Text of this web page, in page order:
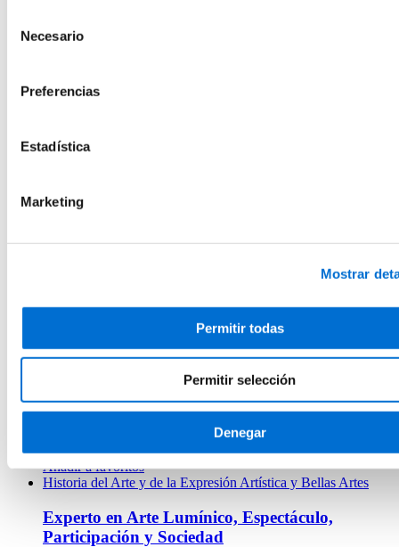
Necesario
Preferencias
Estadística
Marketing
Mostrar
Permitir todas
Permitir selección
Denegar
Matrícula abierta
Historia del Arte y de la Expresión Artística y Bellas Artes
Mediación y Gestión
60 Créditos ECTS
Historia del Arte y de la Expresión Artística y Bellas Artes
Formación de Postgrado en Luz, Arte,
Presencial
30 Créditos ECTS
Añadir a favoritos
Añadir a favoritos
Historia del Arte y de la Expresión Artística y Bellas Artes
Experto en Arte Lumínico, Espectáculo,
Participación y Sociedad